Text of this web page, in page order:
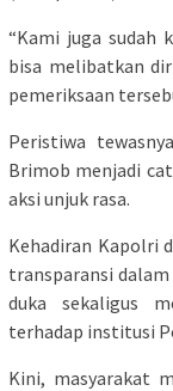
“Kami juga sudah
bisa melibatkan
pemeriksaan
Peristiwa
Brimob menjadi
aksi unjuk rasa.
Kehadiran Kapolri
transparansi
duka sekaligus
terhadap institusi
Kini, masyarakat